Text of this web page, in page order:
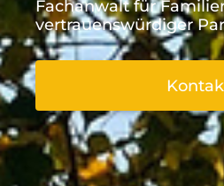
Fachanwalt für
vertrauenswürdiger